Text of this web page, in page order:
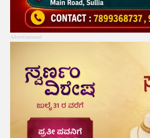
Advertisement